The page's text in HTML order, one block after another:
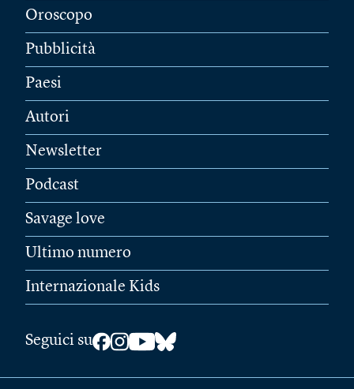
Oroscopo
Pubblicità
Paesi
Autori
Newsletter
Podcast
Savage love
Ultimo numero
Internazionale Kids
Seguici su